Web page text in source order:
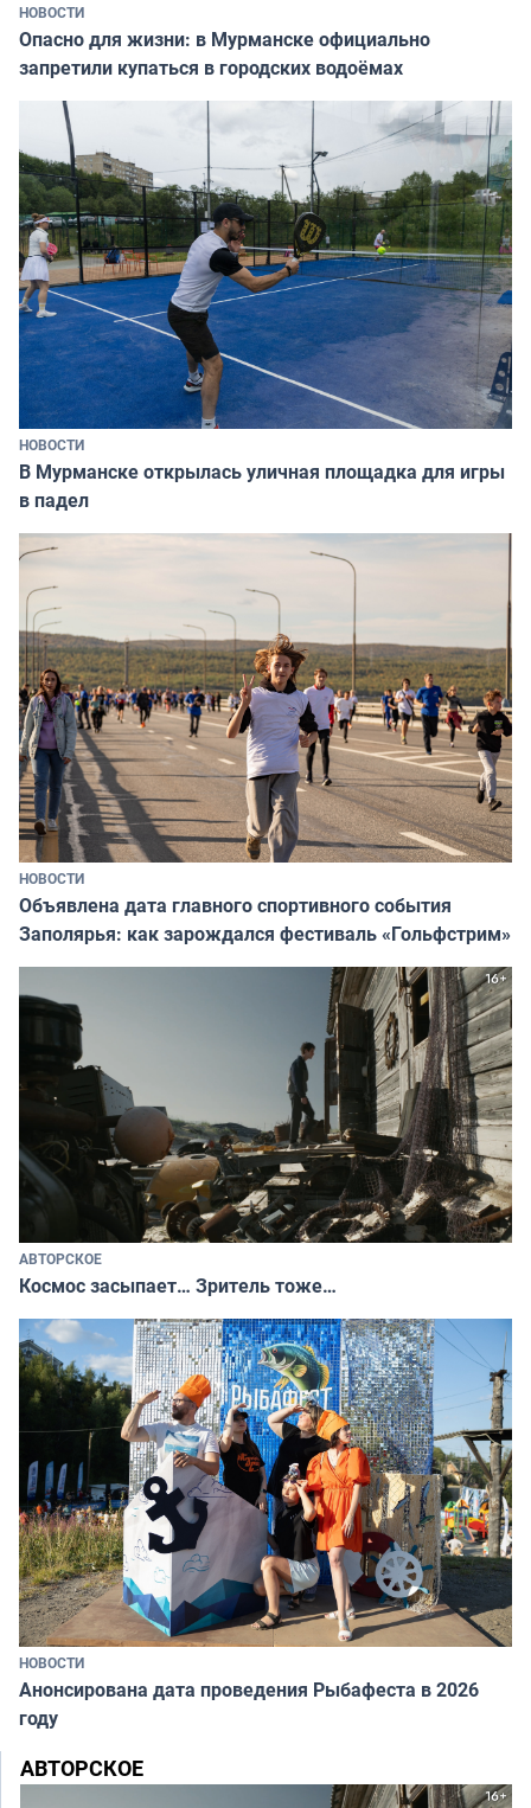
НОВОСТИ
Опасно для жизни: в Мурманске официально
запретили купаться в городских водоёмах
НОВОСТИ
В Мурманске открылась уличная площадка для игры
в падел
НОВОСТИ
Объявлена дата главного спортивного события
Заполярья: как зарождался фестиваль «Гольфстрим»
АВТОРСКОЕ
Космос засыпает… Зритель тоже…
НОВОСТИ
Анонсирована дата проведения Рыбафеста в 2026
году
АВТОРСКОЕ